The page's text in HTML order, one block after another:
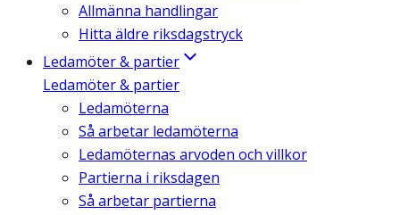
Allmänna handlingar
Hitta äldre riksdagstryck
Ledamöter & partier
Ledamöter & partier
Ledamöterna
Så arbetar ledamöterna
Ledamöternas arvoden och villkor
Partierna i riksdagen
Så arbetar partierna